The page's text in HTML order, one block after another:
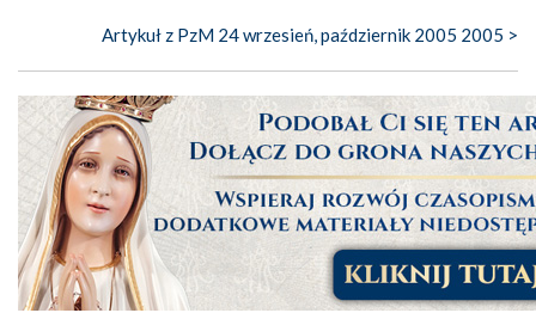
Artykuł z PzM 24 wrzesień, październik 2005 2005 >